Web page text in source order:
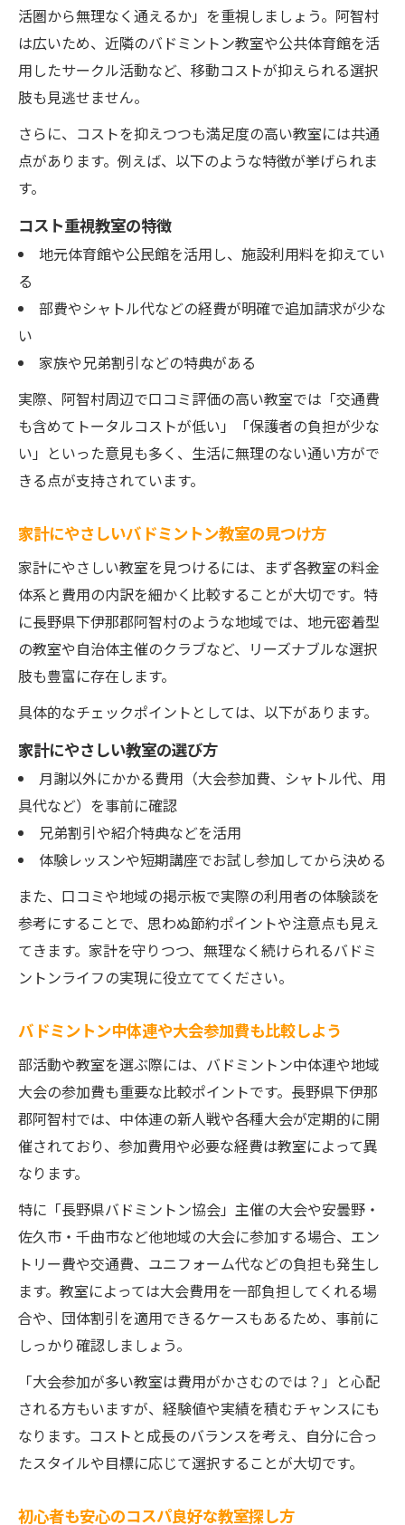
活圏から無理なく通えるか」を重視しましょう。阿智村
は広いため、近隣のバドミントン教室や公共体育館を活
用したサークル活動など、移動コストが抑えられる選択
肢も見逃せません。
さらに、コストを抑えつつも満足度の高い教室には共通
点があります。例えば、以下のような特徴が挙げられま
す。
コスト重視教室の特徴
地元体育館や公民館を活用し、施設利用料を抑えてい
る
部費やシャトル代などの経費が明確で追加請求が少な
い
家族や兄弟割引などの特典がある
実際、阿智村周辺で口コミ評価の高い教室では「交通費
も含めてトータルコストが低い」「保護者の負担が少な
い」といった意見も多く、生活に無理のない通い方がで
きる点が支持されています。
家計にやさしいバドミントン教室の見つけ方
家計にやさしい教室を見つけるには、まず各教室の料金
体系と費用の内訳を細かく比較することが大切です。特
に長野県下伊那郡阿智村のような地域では、地元密着型
の教室や自治体主催のクラブなど、リーズナブルな選択
肢も豊富に存在します。
具体的なチェックポイントとしては、以下があります。
家計にやさしい教室の選び方
月謝以外にかかる費用（大会参加費、シャトル代、用
具代など）を事前に確認
兄弟割引や紹介特典などを活用
体験レッスンや短期講座でお試し参加してから決める
また、口コミや地域の掲示板で実際の利用者の体験談を
参考にすることで、思わぬ節約ポイントや注意点も見え
てきます。家計を守りつつ、無理なく続けられるバドミ
ントンライフの実現に役立ててください。
バドミントン中体連や大会参加費も比較しよう
部活動や教室を選ぶ際には、バドミントン中体連や地域
大会の参加費も重要な比較ポイントです。長野県下伊那
郡阿智村では、中体連の新人戦や各種大会が定期的に開
催されており、参加費用や必要な経費は教室によって異
なります。
特に「長野県バドミントン協会」主催の大会や安曇野・
佐久市・千曲市など他地域の大会に参加する場合、エン
トリー費や交通費、ユニフォーム代などの負担も発生し
ます。教室によっては大会費用を一部負担してくれる場
合や、団体割引を適用できるケースもあるため、事前に
しっかり確認しましょう。
「大会参加が多い教室は費用がかさむのでは？」と心配
される方もいますが、経験値や実績を積むチャンスにも
なります。コストと成長のバランスを考え、自分に合っ
たスタイルや目標に応じて選択することが大切です。
初心者も安心のコスパ良好な教室探し方